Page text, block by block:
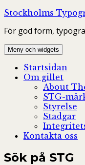
Hoppa
innehåll
Stockholms
För god form,
Meny och widgets
Startsidan
Om gillet
About
STG-
Styrelse
Stadgar
Kontakta oss
Sök på STG